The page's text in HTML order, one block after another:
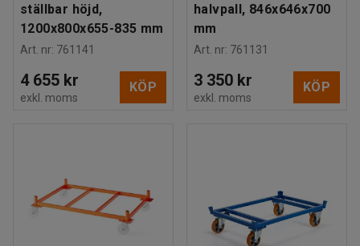
ställbar höjd,
1200x800x655-835 mm
Art. nr: 761141
4 655 kr
exkl. moms
KÖP
halvpall, 846x646x700
mm
Art. nr: 761131
3 350 kr
exkl. moms
KÖP